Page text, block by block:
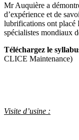
Mr Auquière a
d’expérience et de
lubrifications ont placé
spécialistes mondiaux
Téléchargez le
CLICE Maintenance)
Visite d’usine :